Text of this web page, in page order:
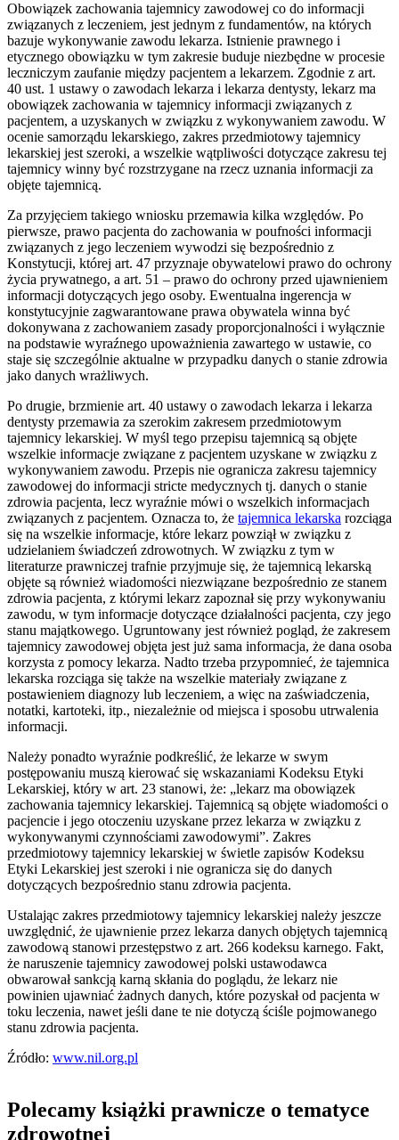
Obowiązek zachowania tajemnicy zawodowej co do informacji
związanych z leczeniem, jest jednym z fundamentów, na których
bazuje wykonywanie zawodu lekarza. Istnienie prawnego i
etycznego obowiązku w tym zakresie buduje niezbędne w procesie
leczniczym zaufanie między pacjentem a lekarzem. Zgodnie z art.
40 ust. 1 ustawy o zawodach lekarza i lekarza dentysty, lekarz ma
obowiązek zachowania w tajemnicy informacji związanych z
pacjentem, a uzyskanych w związku z wykonywaniem zawodu. W
ocenie samorządu lekarskiego, zakres przedmiotowy tajemnicy
lekarskiej jest szeroki, a wszelkie wątpliwości dotyczące zakresu tej
tajemnicy winny być rozstrzygane na rzecz uznania informacji za
objęte tajemnicą.
Za przyjęciem takiego wniosku przemawia kilka względów. Po
pierwsze, prawo pacjenta do zachowania w poufności informacji
związanych z jego leczeniem wywodzi się bezpośrednio z
Konstytucji, której art. 47 przyznaje obywatelowi prawo do ochrony
życia prywatnego, a art. 51 – prawo do ochrony przed ujawnieniem
informacji dotyczących jego osoby. Ewentualna ingerencja w
konstytucyjnie zagwarantowane prawa obywatela winna być
dokonywana z zachowaniem zasady proporcjonalności i wyłącznie
na podstawie wyraźnego upoważnienia zawartego w ustawie, co
staje się szczególnie aktualne w przypadku danych o stanie zdrowia
jako danych wrażliwych.
Po drugie, brzmienie art. 40 ustawy o zawodach lekarza i lekarza
dentysty przemawia za szerokim zakresem przedmiotowym
tajemnicy lekarskiej. W myśl tego przepisu tajemnicą są objęte
wszelkie informacje związane z pacjentem uzyskane w związku z
wykonywaniem zawodu. Przepis nie ogranicza zakresu tajemnicy
zawodowej do informacji stricte medycznych tj. danych o stanie
zdrowia pacjenta, lecz wyraźnie mówi o wszelkich informacjach
związanych z pacjentem. Oznacza to, że tajemnica lekarska rozciąga
się na wszelkie informacje, które lekarz powziął w związku z
udzielaniem świadczeń zdrowotnych. W związku z tym w
literaturze prawniczej trafnie przyjmuje się, że tajemnicą lekarską
objęte są również wiadomości niezwiązane bezpośrednio ze stanem
zdrowia pacjenta, z którymi lekarz zapoznał się przy wykonywaniu
zawodu, w tym informacje dotyczące działalności pacjenta, czy jego
stanu majątkowego. Ugruntowany jest również pogląd, że zakresem
tajemnicy zawodowej objęta jest już sama informacja, że dana osoba
korzysta z pomocy lekarza. Nadto trzeba przypomnieć, że tajemnica
lekarska rozciąga się także na wszelkie materiały związane z
postawieniem diagnozy lub leczeniem, a więc na zaświadczenia,
notatki, kartoteki, itp., niezależnie od miejsca i sposobu utrwalenia
informacji.
Należy ponadto wyraźnie podkreślić, że lekarze w swym
postępowaniu muszą kierować się wskazaniami Kodeksu Etyki
Lekarskiej, który w art. 23 stanowi, że: „lekarz ma obowiązek
zachowania tajemnicy lekarskiej. Tajemnicą są objęte wiadomości o
pacjencie i jego otoczeniu uzyskane przez lekarza w związku z
wykonywanymi czynnościami zawodowymi”. Zakres
przedmiotowy tajemnicy lekarskiej w świetle zapisów Kodeksu
Etyki Lekarskiej jest szeroki i nie ogranicza się do danych
dotyczących bezpośrednio stanu zdrowia pacjenta.
Ustalając zakres przedmiotowy tajemnicy lekarskiej należy jeszcze
uwzględnić, że ujawnienie przez lekarza danych objętych tajemnicą
zawodową stanowi przestępstwo z art. 266 kodeksu karnego. Fakt,
że naruszenie tajemnicy zawodowej polski ustawodawca
obwarował sankcją karną skłania do poglądu, że lekarz nie
powinien ujawniać żadnych danych, które pozyskał od pacjenta w
toku leczenia, nawet jeśli dane te nie dotyczą ściśle pojmowanego
stanu zdrowia pacjenta.
Źródło: www.nil.org.pl
Polecamy książki prawnicze o tematyce
zdrowotnej